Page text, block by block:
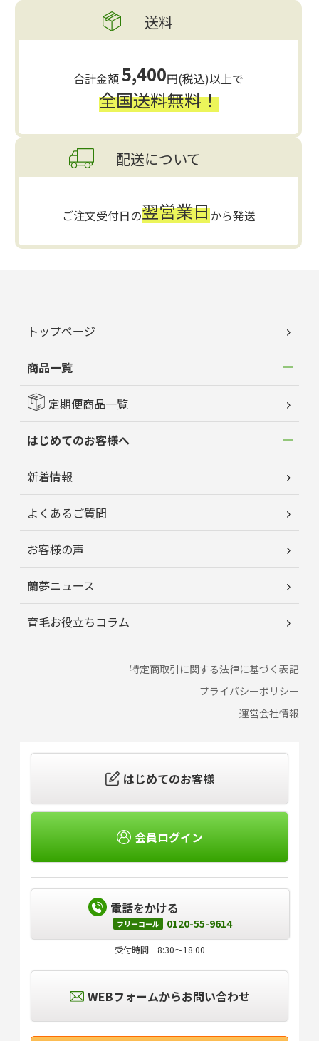
送料
合計金額5,400円(税込)以上で
全国送料無料！
配送について
ご注文受付日の翌営業日から発送
トップページ
商品一覧
定期便商品一覧
はじめてのお客様へ
新着情報
よくあるご質問
お客様の声
蘭夢ニュース
育毛お役立ちコラム
特定商取引に関する法律に基づく表記
プライバシーポリシー
運営会社情報
はじめてのお客様
WEBフォームからお問い合わせ
電話をかける
フリーコール 0120-55-9614
受付時間 8:30～18:00
会員ログイン